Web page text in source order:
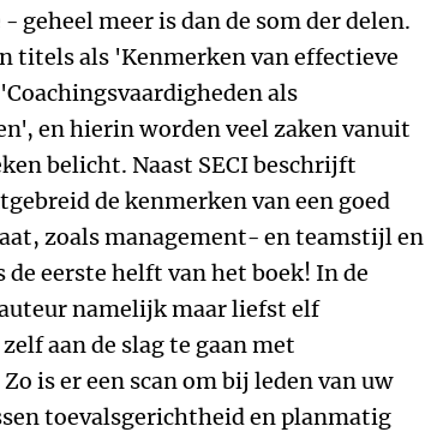
geheel meer is dan de som der delen.
titels als 'Kenmerken van effectieve
als
en hierin worden veel zaken vanuit
belicht. Naast SECI beschrijft
de kenmerken van een goed
zoals management- en teamstijl en
eerste helft van het boek! In de
namelijk maar liefst elf
aan de slag te gaan met
is er een scan om bij leden van uw
toevalsgerichtheid en planmatig